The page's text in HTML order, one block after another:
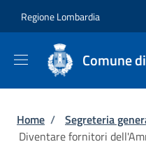
Regione Lombardia
Comune
Briciole di
Home / Segreteria
Diventare fornitori